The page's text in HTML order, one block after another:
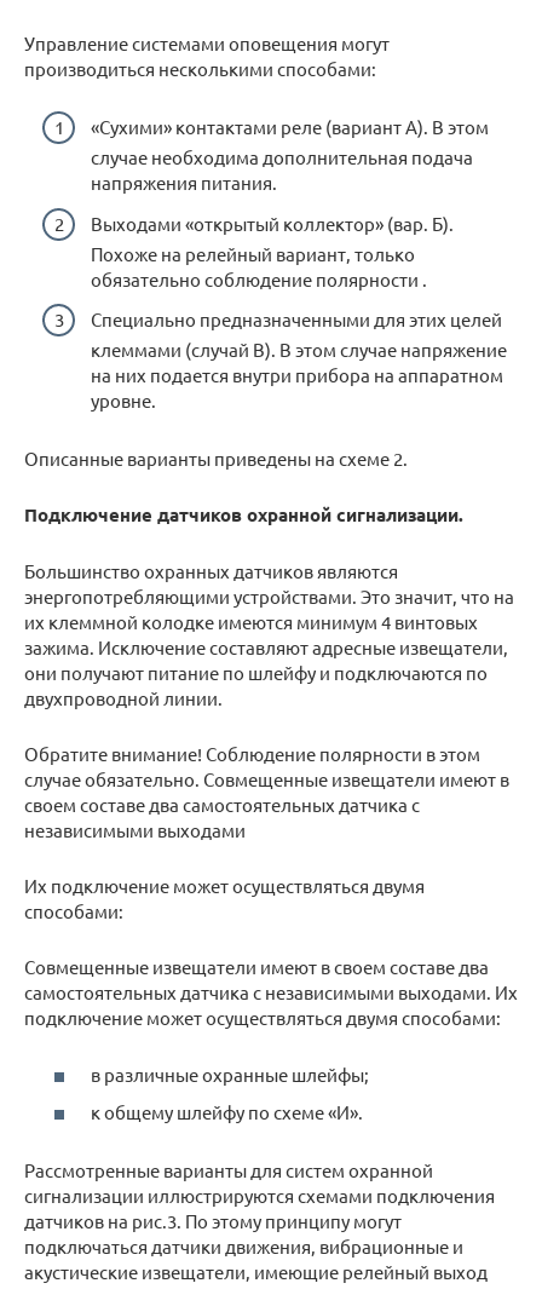
Управление системами оповещения могут
производиться несколькими способами:
«Сухими» контактами реле (вариант А). В этом
случае необходима дополнительная подача
напряжения питания.
Выходами «открытый коллектор» (вар. Б).
Похоже на релейный вариант, только
обязательно соблюдение полярности .
Специально предназначенными для этих целей
клеммами (случай В). В этом случае напряжение
на них подается внутри прибора на аппаратном
уровне.
Описанные варианты приведены на схеме 2.
Подключение датчиков охранной сигнализации.
Большинство охранных датчиков являются
энергопотребляющими устройствами. Это значит, что на
их клеммной колодке имеются минимум 4 винтовых
зажима. Исключение составляют адресные извещатели,
они получают питание по шлейфу и подключаются по
двухпроводной линии.
Обратите внимание! Соблюдение полярности в этом
случае обязательно. Совмещенные извещатели имеют в
своем составе два самостоятельных датчика с
независимыми выходами
Их подключение может осуществляться двумя
способами:
Совмещенные извещатели имеют в своем составе два
самостоятельных датчика с независимыми выходами. Их
подключение может осуществляться двумя способами:
в различные охранные шлейфы;
к общему шлейфу по схеме «И».
Рассмотренные варианты для систем охранной
сигнализации иллюстрируются схемами подключения
датчиков на рис.3. По этому принципу могут
подключаться датчики движения, вибрационные и
акустические извещатели, имеющие релейный выход